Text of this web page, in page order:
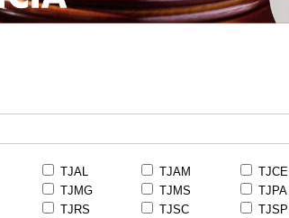
TJAL TJAM
TJCE
TJMG TJMS
TJPA
TJRS TJSC
TJSP